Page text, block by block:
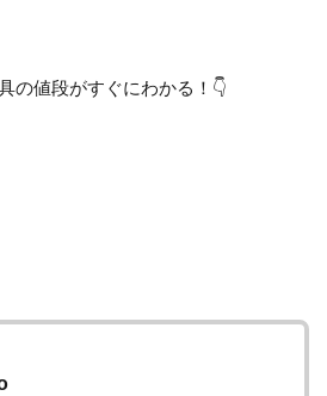
の値段がすぐにわかる！👇